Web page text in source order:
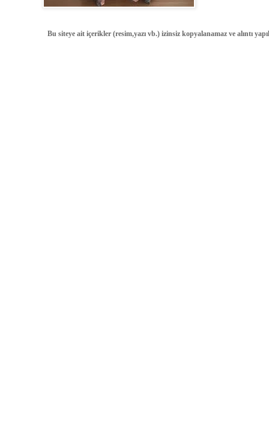
Bu siteye ait içerikler (resim,yazı vb.) izinsiz kopyalanamaz ve alıntı